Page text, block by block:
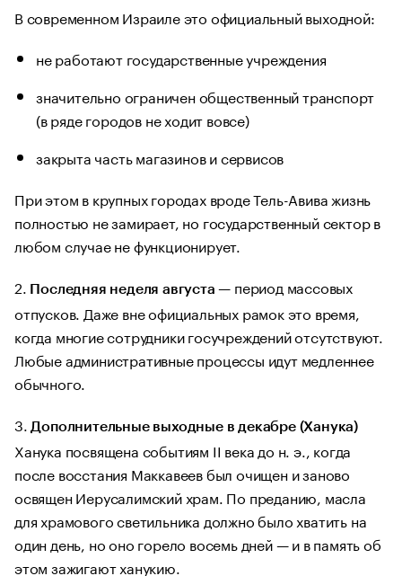
В современном Израиле это официальный выходной:
не работают государственные учреждения
значительно ограничен общественный транспорт
(в ряде городов не ходит вовсе)
закрыта часть магазинов и сервисов
При этом в крупных городах вроде Тель-Авива жизнь
полностью не замирает, но государственный сектор в
любом случае не функционирует.
2.
Последняя неделя августа — период массовых
отпусков. Даже вне официальных рамок это время,
когда многие сотрудники госучреждений отсутствуют.
Любые административные процессы идут медленнее
обычного.
3.
Дополнительные выходные в декабре (Ханука)
Ханука посвящена событиям II века до н. э., когда
после восстания Маккавеев был очищен и заново
освящен Иерусалимский храм. По преданию, масла
для храмового светильника должно было хватить на
один день, но оно горело восемь дней — и в память об
этом зажигают ханукию.